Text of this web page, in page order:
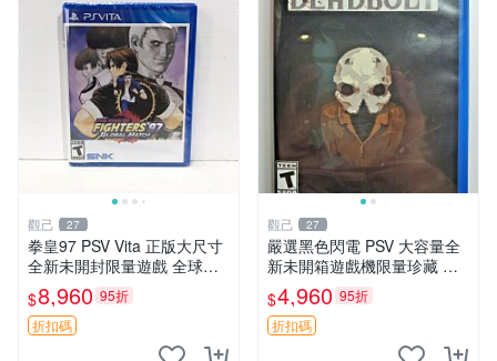
觀己 27
拳皇97 PSV Vita 正版大尺寸
全新未開封限量遊戲 全球嚴
選 拳皇97 個限定版 新未拆封
家用遊戲機遊戲厳選推薦 拳
皇97 Vita 大型全新未
$8,960 95折
折扣碼
觀己 27
嚴選黑色閃電 PSV 大容量全
新未開箱遊戲機限量珍藏 電
玩 測試版 遊戲機 PSVita
$4,960 95折
折扣碼